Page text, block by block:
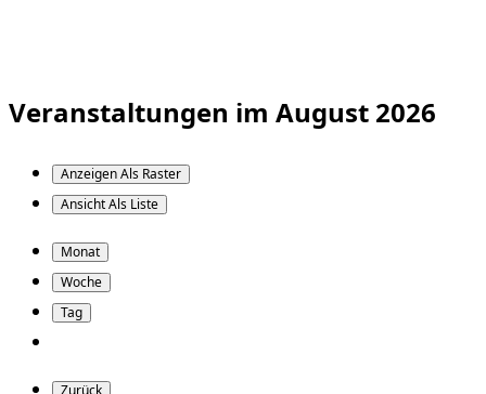
Veranstaltungen im August 2026
Anzeigen Als Raster
Ansicht Als Liste
Monat
Woche
Tag